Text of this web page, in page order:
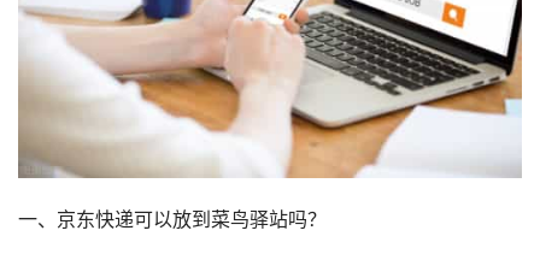
一、京东快递可以放到菜鸟驿站吗？